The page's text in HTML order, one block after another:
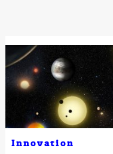
Innovation